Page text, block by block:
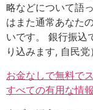
略などについて語
はまた通常あなた
いです。 銀行振込
り込みます, 自民党
お金なしで無料で
すべての有用な情報